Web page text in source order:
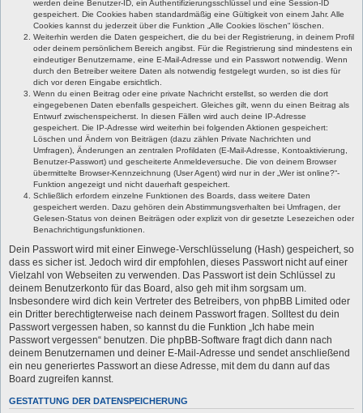
werden deine Benutzer-ID, ein Authentifizierungsschlüssel und eine Session-ID
gespeichert. Die Cookies haben standardmäßig eine Gültigkeit von einem Jahr. Alle
Cookies kannst du jederzeit über die Funktion „Alle Cookies löschen“ löschen.
Weiterhin werden die Daten gespeichert, die du bei der Registrierung, in deinem Profil
oder deinem persönlichem Bereich angibst. Für die Registrierung sind mindestens ein
eindeutiger Benutzername, eine E-Mail-Adresse und ein Passwort notwendig. Wenn
durch den Betreiber weitere Daten als notwendig festgelegt wurden, so ist dies für
dich vor deren Eingabe ersichtlich.
Wenn du einen Beitrag oder eine private Nachricht erstellst, so werden die dort
eingegebenen Daten ebenfalls gespeichert. Gleiches gilt, wenn du einen Beitrag als
Entwurf zwischenspeicherst. In diesen Fällen wird auch deine IP-Adresse
gespeichert. Die IP-Adresse wird weiterhin bei folgenden Aktionen gespeichert:
Löschen und Ändern von Beiträgen (dazu zählen Private Nachrichten und
Umfragen), Änderungen an zentralen Profildaten (E-Mail-Adresse, Kontoaktivierung,
Benutzer-Passwort) und gescheiterte Anmeldeversuche. Die von deinem Browser
übermittelte Browser-Kennzeichnung (User Agent) wird nur in der „Wer ist online?“-
Funktion angezeigt und nicht dauerhaft gespeichert.
Schließlich erfordern einzelne Funktionen des Boards, dass weitere Daten
gespeichert werden. Dazu gehören dein Abstimmungsverhalten bei Umfragen, der
Gelesen-Status von deinen Beiträgen oder explizit von dir gesetzte Lesezeichen oder
Benachrichtigungsfunktionen.
Dein Passwort wird mit einer Einwege-Verschlüsselung (Hash) gespeichert, so
dass es sicher ist. Jedoch wird dir empfohlen, dieses Passwort nicht auf einer
Vielzahl von Webseiten zu verwenden. Das Passwort ist dein Schlüssel zu
deinem Benutzerkonto für das Board, also geh mit ihm sorgsam um.
Insbesondere wird dich kein Vertreter des Betreibers, von phpBB Limited oder
ein Dritter berechtigterweise nach deinem Passwort fragen. Solltest du dein
Passwort vergessen haben, so kannst du die Funktion „Ich habe mein
Passwort vergessen“ benutzen. Die phpBB-Software fragt dich dann nach
deinem Benutzernamen und deiner E-Mail-Adresse und sendet anschließend
ein neu generiertes Passwort an diese Adresse, mit dem du dann auf das
Board zugreifen kannst.
GESTATTUNG DER DATENSPEICHERUNG